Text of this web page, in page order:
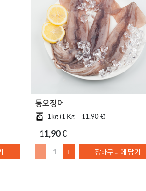
통오징어
1kg (1 Kg = 11,90 €)
11,90 €
- + 장바구니에 담기